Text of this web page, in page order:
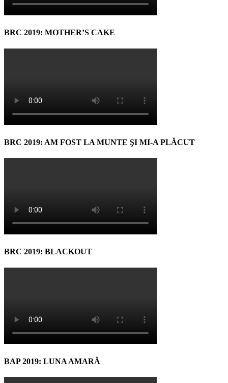
BRC 2019: MOTHER’S CAKE
BRC 2019: AM FOST LA MUNTE ŞI MI-A PLĂCUT
BRC 2019: BLACKOUT
BAP 2019: LUNA AMARĂ